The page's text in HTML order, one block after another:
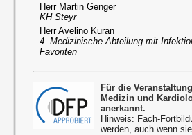
Herr Martin Genger
KH Steyr
Herr Avelino Kuran
4. Medizinische Abteilung mit
Favoriten
Für die
Medizin und
anerkannt.
Hinweis: Fach-
werden, auch wenn